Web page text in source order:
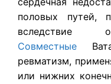
половых путей,
вследствие
Совместные
ревматизм,
или нижних